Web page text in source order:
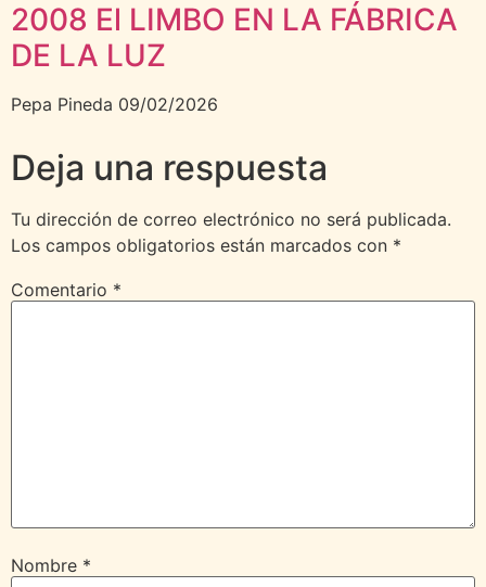
2008 El LIMBO EN LA FÁBRICA
DE LA LUZ
Pepa Pineda 09/02/2026
Deja una respuesta
Tu dirección de correo electrónico no será publicada.
Los campos obligatorios están marcados con *
Comentario *
Nombre *